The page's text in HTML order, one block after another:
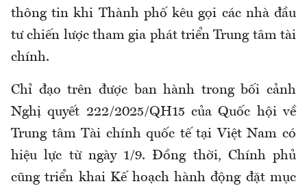
thông tin khi Thành phố kêu gọi các nhà đầu
tư chiến lược tham gia phát triển Trung tâm tài
chính.
Chỉ đạo trên được ban hành trong bối cảnh
Nghị quyết 222/2025/QH15 của Quốc hội về
Trung tâm Tài chính quốc tế tại Việt Nam có
hiệu lực từ ngày 1/9. Đồng thời, Chính phủ
cũng triển khai Kế hoạch hành động đặt mục